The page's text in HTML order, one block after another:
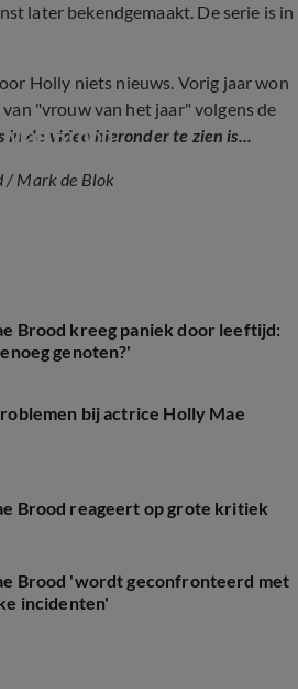
later bekendgemaakt. De serie is in
Holly niets nieuws. Vorig jaar won
"vrouw van het jaar" volgens de
in de video hieronder te zien is...
Brood
/ Mark de Blok
Brood kreeg paniek door leeftijd:
genoten?'
bij actrice Holly Mae
Brood reageert op grote kritiek
Brood 'wordt geconfronteerd met
incidenten'